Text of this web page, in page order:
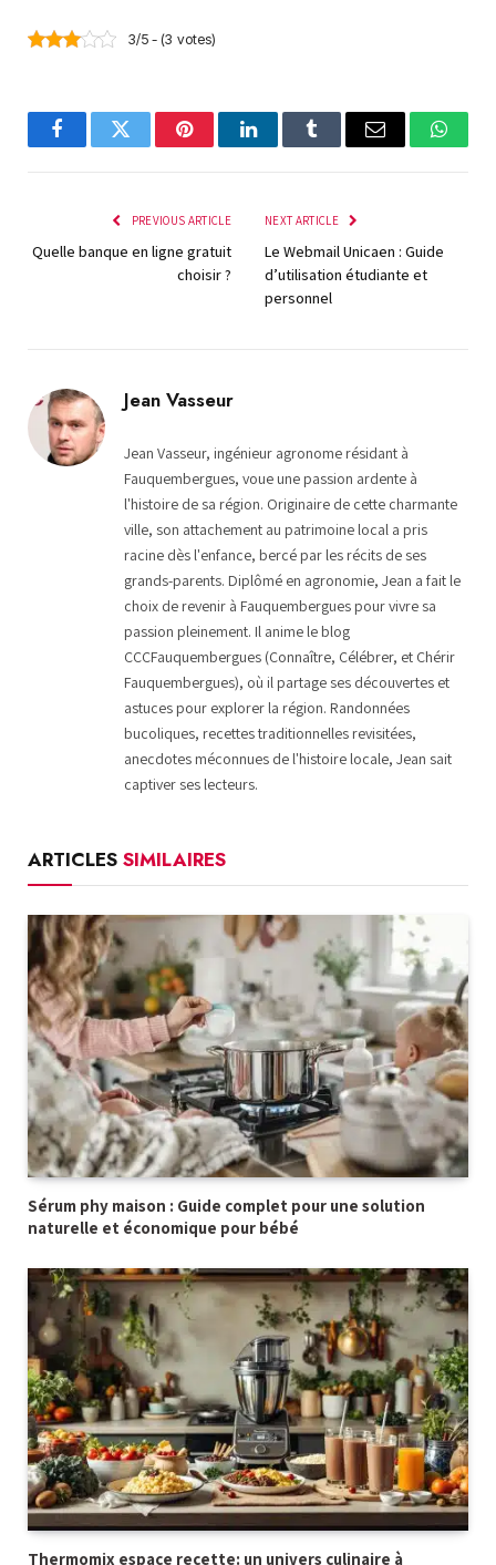
3/5 - (3 votes)
FacebookTwitter PinterestLinkedInTumblr Email
PREVIOUS ARTICLE
Quelle banque en ligne gratuit
choisir ?
NEXT ARTICLE
Le Webmail Unicaen : Guide
d’utilisation étudiante et
personnel
Jean Vasseur
Jean Vasseur, ingénieur agronome résidant à
Fauquembergues, voue une passion ardente à
l'histoire de sa région. Originaire de cette charmante
ville, son attachement au patrimoine local a pris
racine dès l'enfance, bercé par les récits de ses
grands-parents. Diplômé en agronomie, Jean a fait le
choix de revenir à Fauquembergues pour vivre sa
passion pleinement. Il anime le blog
CCCFauquembergues (Connaître, Célébrer, et Chérir
Fauquembergues), où il partage ses découvertes et
astuces pour explorer la région. Randonnées
bucoliques, recettes traditionnelles revisitées,
anecdotes méconnues de l'histoire locale, Jean sait
captiver ses lecteurs.
ARTICLES SIMILAIRES
Sérum phy maison : Guide complet pour une solution
naturelle et économique pour bébé
Thermomix espace recette: un univers culinaire à